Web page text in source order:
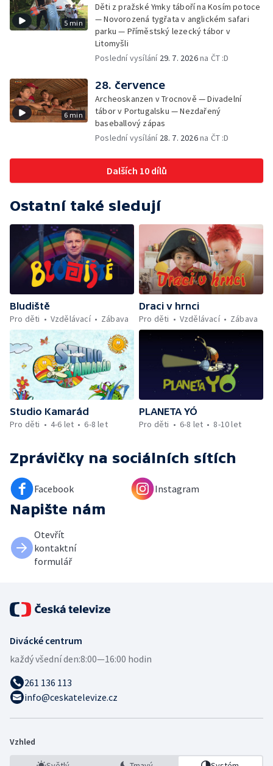
5 min
Děti z pražské Ymky táboří na Kosím potoce
— Novorozená tygřata v anglickém safari
parku — Příměstský lezecký tábor v
Litomyšli
Poslední vysílání 29. 7. 2026na ČT :D
6 min
28. července
Archeoskanzen v Trocnově — Divadelní
tábor v Portugalsku — Nezdařený
baseballový zápas
Poslední vysílání 28. 7. 2026na ČT :D
Dalších 10 dílů
Ostatní také sledují
Bludiště
Pro děti
Vzdělávací Zábava
Draci v hrnci
Pro děti
Vzdělávací Zábava
Studio Kamarád
Pro děti
4-6 let 6-8 let
PLANETA YÓ
Pro děti
6-8 let 8-10 let
Zprávičky na sociálních sítích
Facebook Instagram
Napište nám
Otevřít
kontaktní
formulář
Divácké centrum
každý všední den:8:00—16:00 hodin
261 136 113
info@ceskatelevize.cz
Vzhled